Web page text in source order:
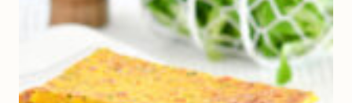
MARSEILLE